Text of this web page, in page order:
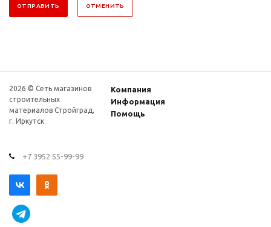
ОТПРАВИТЬ ОТМЕНИТЬ
2026 © Сеть магазинов
строительных
материалов Стройград,
г. Иркутск
Компания
Информация
Помощь
+7 3952 55-99-99